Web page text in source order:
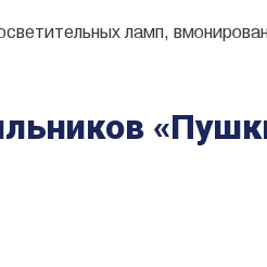
ламп, вмонирован